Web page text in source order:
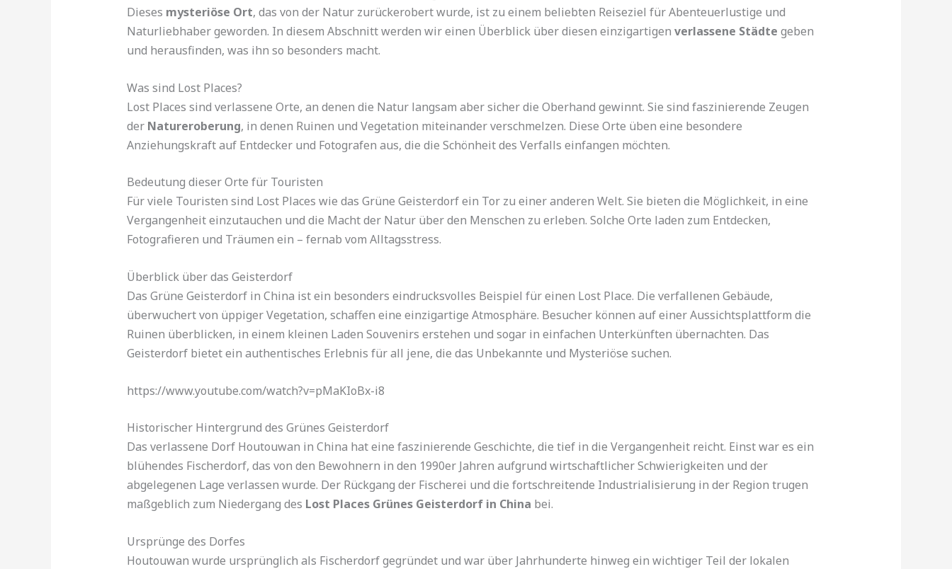
Dieses mysteriöse Ort, das von der Natur zurückerobert wurde, ist zu einem beliebten Reiseziel für Abenteuerlustige und
Naturliebhaber geworden. In diesem Abschnitt werden wir einen Überblick über diesen einzigartigen verlassene Städte geben
und herausfinden, was ihn so besonders macht.
Was sind Lost Places?
Lost Places sind verlassene Orte, an denen die Natur langsam aber sicher die Oberhand gewinnt. Sie sind faszinierende Zeugen
der Natureroberung, in denen Ruinen und Vegetation miteinander verschmelzen. Diese Orte üben eine besondere
Anziehungskraft auf Entdecker und Fotografen aus, die die Schönheit des Verfalls einfangen möchten.
Bedeutung dieser Orte für Touristen
Für viele Touristen sind Lost Places wie das Grüne Geisterdorf ein Tor zu einer anderen Welt. Sie bieten die Möglichkeit, in eine
Vergangenheit einzutauchen und die Macht der Natur über den Menschen zu erleben. Solche Orte laden zum Entdecken,
Fotografieren und Träumen ein – fernab vom Alltagsstress.
Überblick über das Geisterdorf
Das Grüne Geisterdorf in China ist ein besonders eindrucksvolles Beispiel für einen Lost Place. Die verfallenen Gebäude,
überwuchert von üppiger Vegetation, schaffen eine einzigartige Atmosphäre. Besucher können auf einer Aussichtsplattform die
Ruinen überblicken, in einem kleinen Laden Souvenirs erstehen und sogar in einfachen Unterkünften übernachten. Das
Geisterdorf bietet ein authentisches Erlebnis für all jene, die das Unbekannte und Mysteriöse suchen.
https://www.youtube.com/watch?v=pMaKIoBx-i8
Historischer Hintergrund des Grünes Geisterdorf
Das verlassene Dorf Houtouwan in China hat eine faszinierende Geschichte, die tief in die Vergangenheit reicht. Einst war es ein
blühendes Fischerdorf, das von den Bewohnern in den 1990er Jahren aufgrund wirtschaftlicher Schwierigkeiten und der
abgelegenen Lage verlassen wurde. Der Rückgang der Fischerei und die fortschreitende Industrialisierung in der Region trugen
maßgeblich zum Niedergang des Lost Places Grünes Geisterdorf in China bei.
Ursprünge des Dorfes
Houtouwan wurde ursprünglich als Fischerdorf gegründet und war über Jahrhunderte hinweg ein wichtiger Teil der lokalen